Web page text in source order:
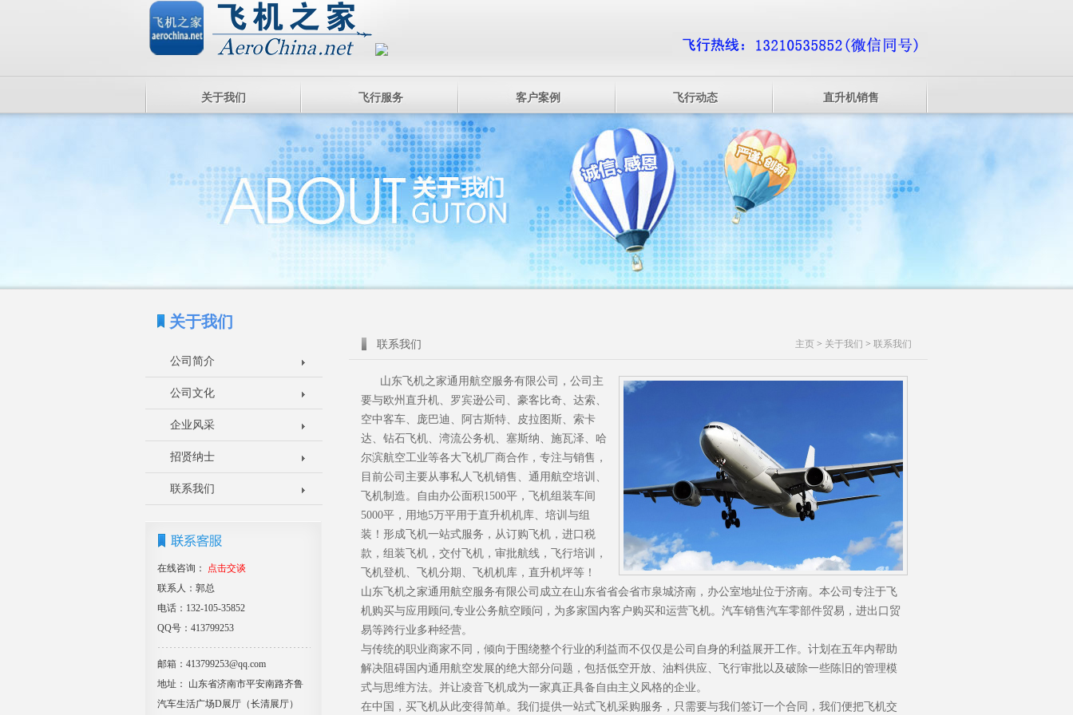
关于我们 飞行服务 客户案例 飞行动态 直升机销售
关于我们
公司简介
公司文化
企业风采
招贤纳士
联系我们
在线咨询：
点击交谈
联系人：郭总
电话：132-105-35852
QQ号：413799253
邮箱：413799253@qq.com
地址： 山东省济南市平安南路齐鲁
汽车生活广场D展厅（长清展厅）
主页 > 关于我们 > 联系我们
联系我们
山东飞机之家通用航空服务有限公司，公司主
要与欧州直升机、罗宾逊公司、豪客比奇、达索、
空中客车、庞巴迪、阿古斯特、皮拉图斯、索卡
达、钻石飞机、湾流公务机、塞斯纳、施瓦泽、哈
尔滨航空工业等各大飞机厂商合作，专注与销售，
目前公司主要从事私人飞机销售、通用航空培训、
飞机制造。自由办公面积1500平，飞机组装车间
5000平，用地5万平用于直升机机库、培训与组
装！形成飞机一站式服务，从订购飞机，进口税
款，组装飞机，交付飞机，审批航线，飞行培训，
飞机登机、飞机分期、飞机机库，直升机坪等！
山东飞机之家通用航空服务有限公司成立在山东省省会省市泉城济南，办公室地址位于济南。本公司专注于飞
机购买与应用顾问,专业公务航空顾问，为多家国内客户购买和运营飞机。汽车销售汽车零部件贸易，进出口贸
易等跨行业多种经营。
与传统的职业商家不同，倾向于围绕整个行业的利益而不仅仅是公司自身的利益展开工作。计划在五年内帮助
解决阻碍国内通用航空发展的绝大部分问题，包括低空开放、油料供应、飞行审批以及破除一些陈旧的管理模
式与思维方法。并让凌音飞机成为一家真正具备自由主义风格的企业。
在中国，买飞机从此变得简单。我们提供一站式飞机采购服务，只需要与我们签订一个合同，我们便把飞机交